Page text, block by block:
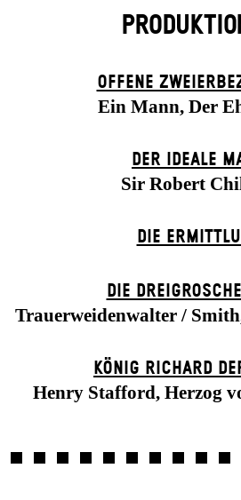
OFFENE
Ein Mann, Der
DER IDEALE
Sir Robert
DIE
DIE
Trauerweidenwalter /
KÖNIG RICHARD
Henry Stafford, Herzog